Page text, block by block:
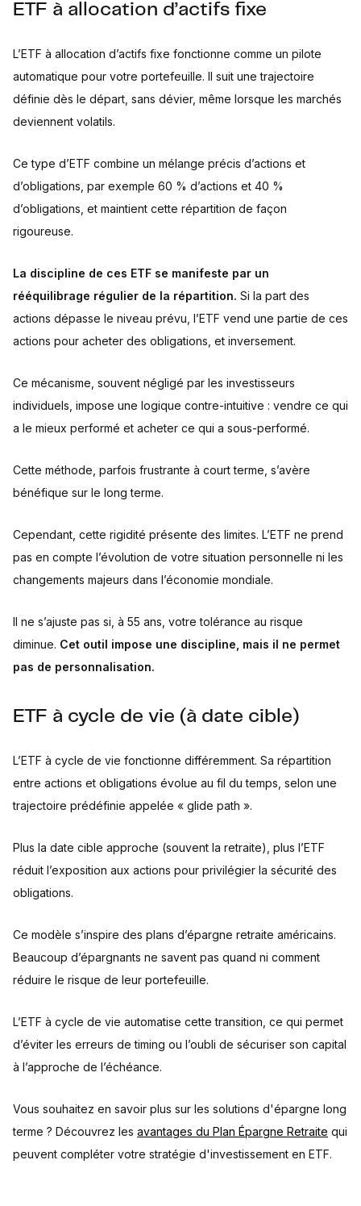
ETF à allocation d’actifs fixe
L’ETF à allocation d’actifs fixe fonctionne comme un pilote
automatique pour votre portefeuille. Il suit une trajectoire
définie dès le départ, sans dévier, même lorsque les marchés
deviennent volatils.
Ce type d’ETF combine un mélange précis d’actions et
d’obligations, par exemple 60 % d’actions et 40 %
d’obligations, et maintient cette répartition de façon
rigoureuse.
La discipline de ces ETF se manifeste par un
rééquilibrage régulier de la répartition. Si la part des
actions dépasse le niveau prévu, l’ETF vend une partie de ces
actions pour acheter des obligations, et inversement.
Ce mécanisme, souvent négligé par les investisseurs
individuels, impose une logique contre-intuitive : vendre ce qui
a le mieux performé et acheter ce qui a sous-performé.
Cette méthode, parfois frustrante à court terme, s’avère
bénéfique sur le long terme.
Cependant, cette rigidité présente des limites. L’ETF ne prend
pas en compte l’évolution de votre situation personnelle ni les
changements majeurs dans l’économie mondiale.
Il ne s’ajuste pas si, à 55 ans, votre tolérance au risque
diminue. Cet outil impose une discipline, mais il ne permet
pas de personnalisation.
ETF à cycle de vie (à date cible)
L’ETF à cycle de vie fonctionne différemment. Sa répartition
entre actions et obligations évolue au fil du temps, selon une
trajectoire prédéfinie appelée « glide path ».
Plus la date cible approche (souvent la retraite), plus l’ETF
réduit l’exposition aux actions pour privilégier la sécurité des
obligations.
Ce modèle s’inspire des plans d’épargne retraite américains.
Beaucoup d’épargnants ne savent pas quand ni comment
réduire le risque de leur portefeuille.
L’ETF à cycle de vie automatise cette transition, ce qui permet
d’éviter les erreurs de timing ou l’oubli de sécuriser son capital
à l’approche de l’échéance.
Vous souhaitez en savoir plus sur les solutions d'épargne long
terme ? Découvrez les avantages du Plan Épargne Retraite qui
peuvent compléter votre stratégie d'investissement en ETF.